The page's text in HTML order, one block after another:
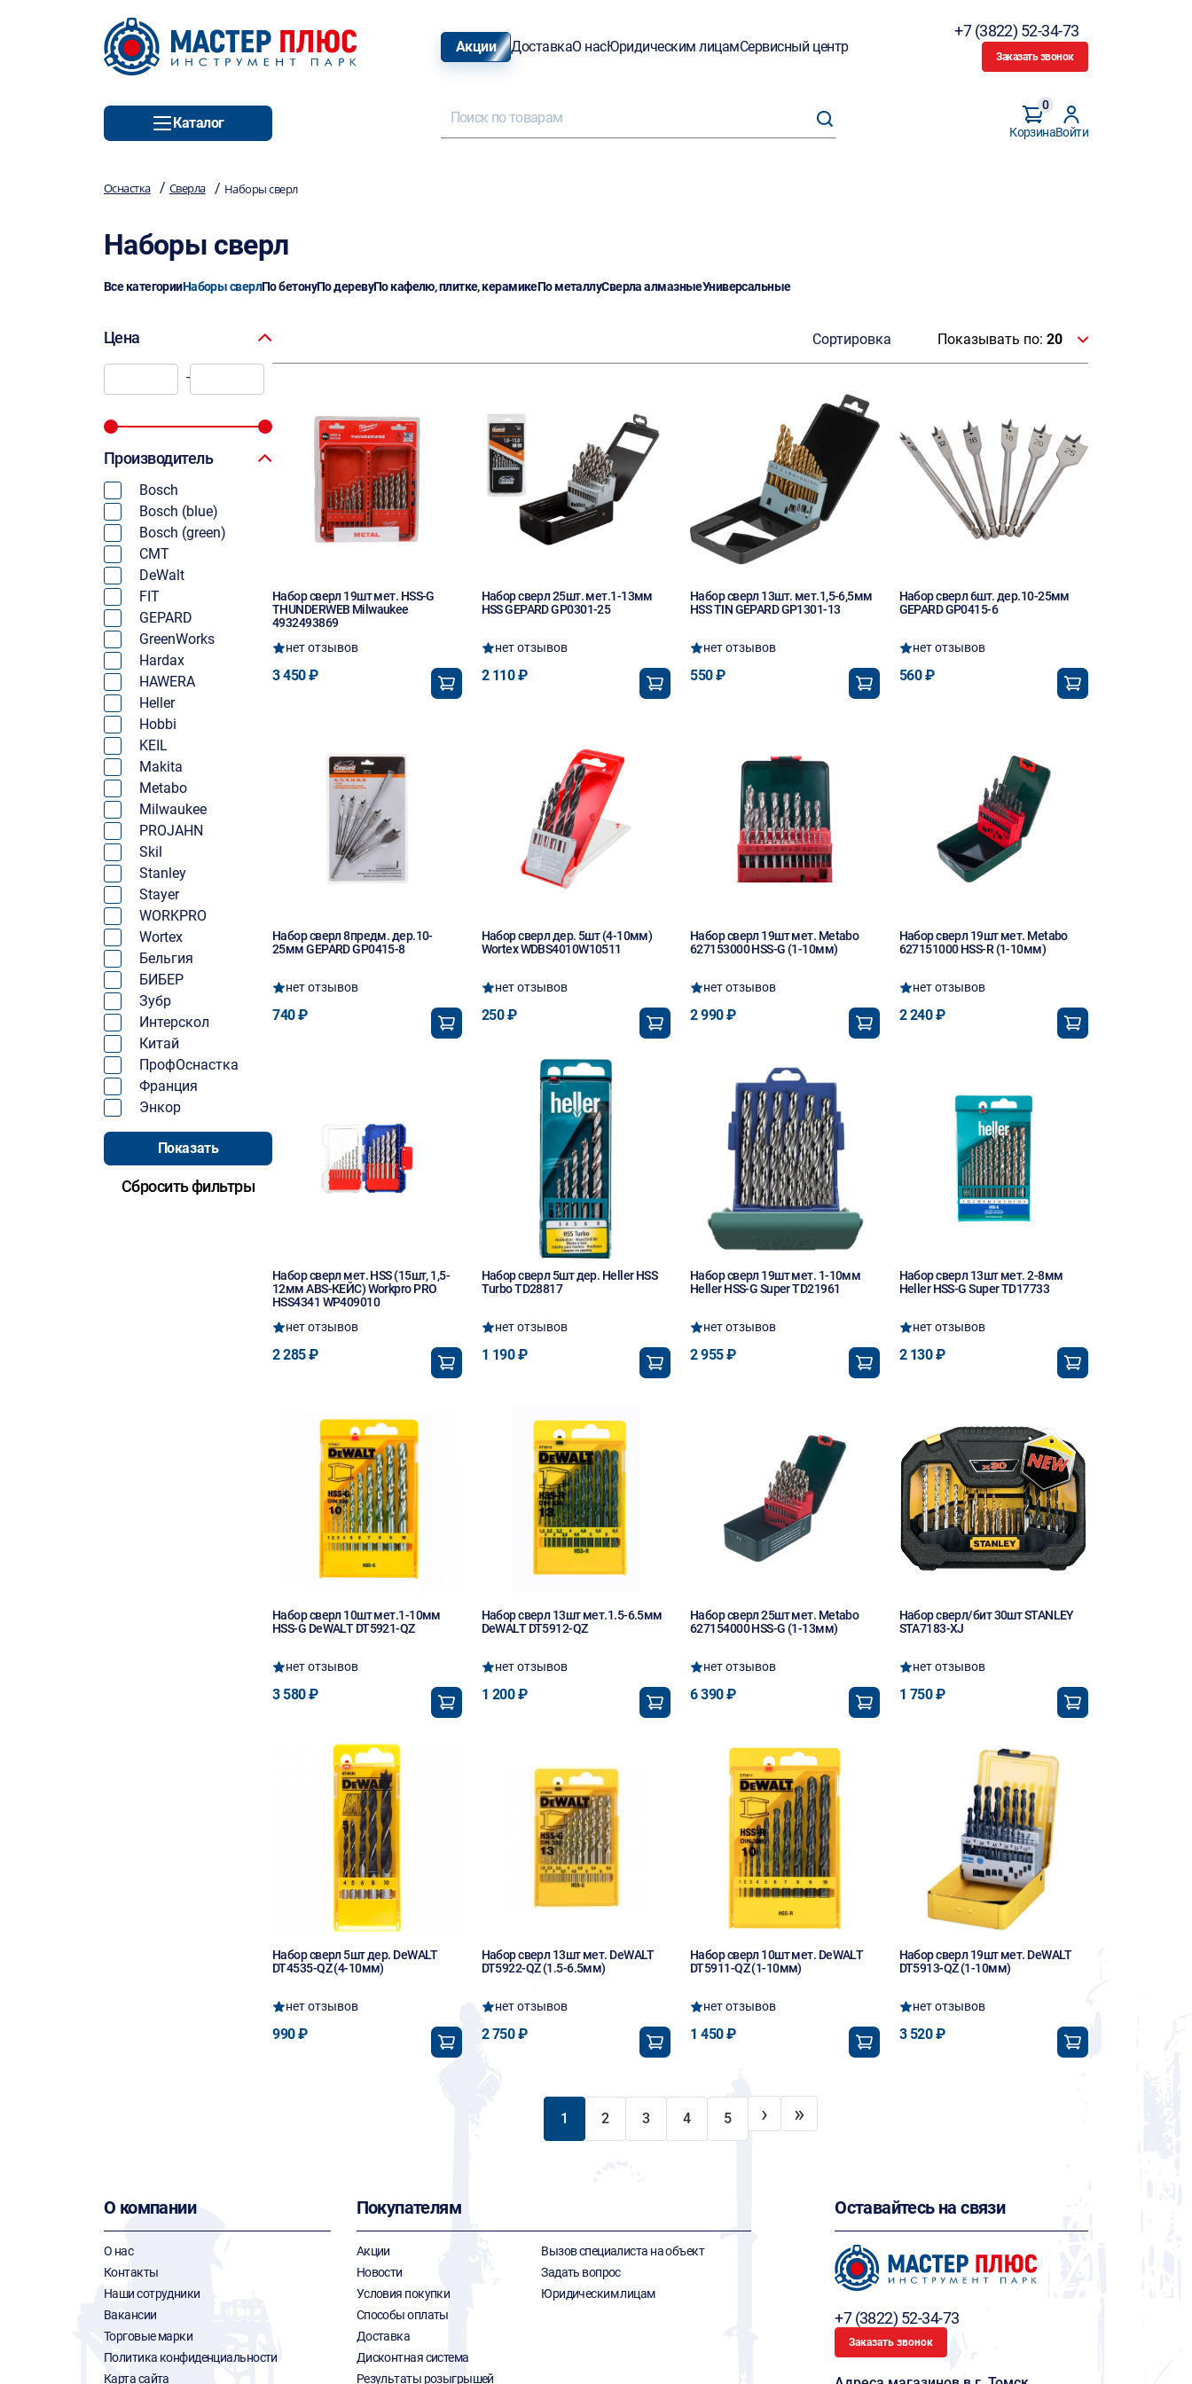
Акции ДоставкаО насЮридическим лицамСервисный центр
+7 (3822) 52-34-73
Заказать звонок
Каталог
Корзина
0
Войти
Оснастка / Сверла / Наборы сверл
Наборы сверл
Все категорииНаборы сверлПо бетонуПо деревуПо кафелю, плитке, керамикеПо металлуСверла алмазныеУниверсальные
Цена
-
Производитель
Bosch
Bosch (blue)
Bosch (green)
CMT
DeWalt
FIT
GEPARD
GreenWorks
Hardax
HAWERA
Heller
Hobbi
KEIL
Makita
Metabo
Milwaukee
PROJAHN
Skil
Stanley
Stayer
WORKPRO
Wortex
Бельгия
БИБЕР
Зубр
Интерскол
Китай
ПрофОснастка
Франция
Энкор
Сортировка Показывать по: 20
Набор сверл 19шт мет. HSS-G
THUNDERWEB Milwaukee
4932493869
нет отзывов
3 450 ₽
Набор сверл 25шт. мет.1-13мм
HSS GEPARD GP0301-25
нет отзывов
2 110 ₽
Набор сверл 13шт. мет.1,5-6,5мм
HSS TIN GEPARD GP1301-13
нет отзывов
550 ₽
Набор сверл 6шт. дер.10-25мм
GEPARD GP0415-6
нет отзывов
560 ₽
Набор сверл 8предм. дер.10-
25мм GEPARD GP0415-8
нет отзывов
740 ₽
Набор сверл дер. 5шт (4-10мм)
Wortex WDBS4010W10511
нет отзывов
250 ₽
Набор сверл 19шт мет. Metabo
627153000 HSS-G (1-10мм)
нет отзывов
2 990 ₽
Набор сверл 19шт мет. Metabo
627151000 HSS-R (1-10мм)
нет отзывов
2 240 ₽
Набор сверл мет. HSS (15шт, 1,5-
12мм ABS-КЕЙС) Workpro PRO
HSS4341 WP409010
нет отзывов
2 285 ₽
Набор сверл 5шт дер. Heller HSS
Turbo TD28817
нет отзывов
1 190 ₽
Набор сверл 19шт мет. 1-10мм
Heller HSS-G Super TD21961
нет отзывов
2 955 ₽
Набор сверл 13шт мет. 2-8мм
Heller HSS-G Super TD17733
нет отзывов
2 130 ₽
Набор сверл 10шт мет.1-10мм
HSS-G DeWALT DT5921-QZ
нет отзывов
3 580 ₽
Набор сверл 13шт мет.1.5-6.5мм
DeWALT DT5912-QZ
нет отзывов
1 200 ₽
Набор сверл 25шт мет. Metabo
627154000 HSS-G (1-13мм)
нет отзывов
6 390 ₽
Набор сверл/бит 30шт STANLEY
STA7183-XJ
нет отзывов
1 750 ₽
Набор сверл 5шт дер. DeWALT
DT4535-QZ (4-10мм)
нет отзывов
990 ₽
Набор сверл 13шт мет. DeWALT
DT5922-QZ (1.5-6.5мм)
нет отзывов
2 750 ₽
Набор сверл 10шт мет. DeWALT
DT5911-QZ (1-10мм)
нет отзывов
1 450 ₽
Набор сверл 19шт мет. DeWALT
DT5913-QZ (1-10мм)
нет отзывов
3 520 ₽
1 2 3 4 5 › »
О компании
О нас
Контакты
Наши сотрудники
Вакансии
Торговые марки
Политика конфиденциальности
Карта сайта
Покупателям
Акции
Новости
Условия покупки
Способы оплаты
Доставка
Дисконтная система
Результаты розыгрышей
Вызов специалиста на объект
Задать вопрос
Юридическим лицам
Оставайтесь на связи
+7 (3822) 52-34-73
Заказать звонок